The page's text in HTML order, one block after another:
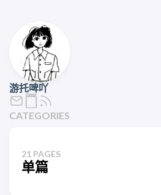
游托啤吖
CATEGORIES
21 PAGES
单篇